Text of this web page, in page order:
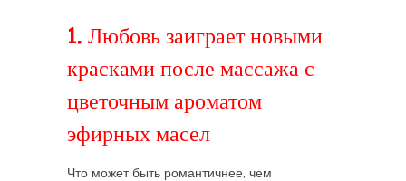
1. Любовь заиграет новыми
красками после массажа с
цветочным ароматом
эфирных масел
Что может быть романтичнее, чем